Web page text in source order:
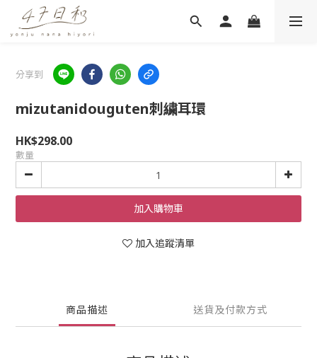
分享到
mizutanidouguten刺繍耳環
HK$298.00
數量
加入購物車
加入追蹤清單
商品描述 送貨及付款方式